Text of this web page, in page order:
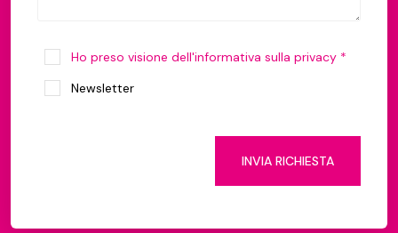
Ho preso visione dell'informativa sulla privacy *
Newsletter
INVIA RICHIESTA